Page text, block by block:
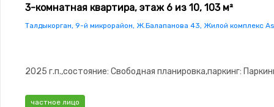
3-комнатная квартира, этаж 6 из 10, 103 м²
Талдыкорган, 9-й микрорайон, Ж.Балапанова 43, Жилой комплекс
2025 г.п.,состояние: Свободная планировка,паркинг:
частное лицо